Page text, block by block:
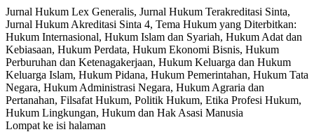
Jurnal Hukum Lex Generalis, Jurnal Hukum Terakreditasi Sinta,
Jurnal Hukum Akreditasi Sinta 4, Tema Hukum yang Diterbitkan:
Hukum Internasional, Hukum Islam dan Syariah, Hukum Adat dan
Kebiasaan, Hukum Perdata, Hukum Ekonomi Bisnis, Hukum
Perburuhan dan Ketenagakerjaan, Hukum Keluarga dan Hukum
Keluarga Islam, Hukum Pidana, Hukum Pemerintahan, Hukum Tata
Negara, Hukum Administrasi Negara, Hukum Agraria dan
Pertanahan, Filsafat Hukum, Politik Hukum, Etika Profesi Hukum,
Hukum Lingkungan, Hukum dan Hak Asasi Manusia
Lompat ke isi halaman